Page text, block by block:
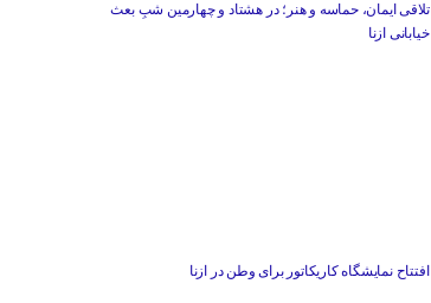
تلاقی ایمان، حماسه و هنر؛ در هشتاد و چهارمین شبِ بعث
خیابانی ازنا
افتتاح نمایشگاه کاریکاتور برای وطن در ازنا